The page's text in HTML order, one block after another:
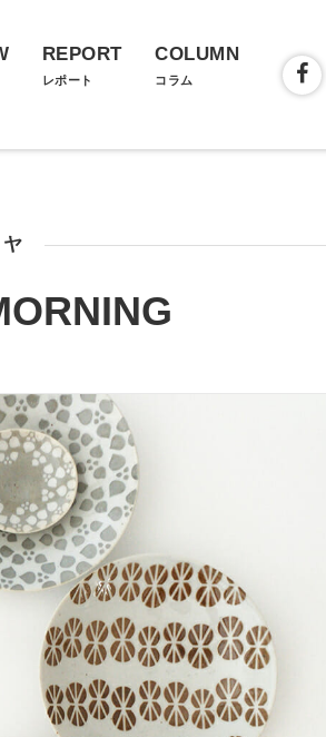
REPORT
レポート
COLUMN
コラム